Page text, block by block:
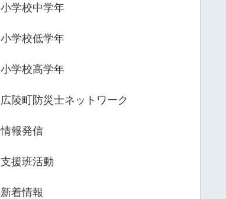
小学校中学年
小学校低学年
小学校高学年
広陵町防災士ネットワーク
情報発信
支援班活動
新着情報